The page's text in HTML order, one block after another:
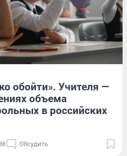
обойти». Учителя —
объема
в российских
Обсудить